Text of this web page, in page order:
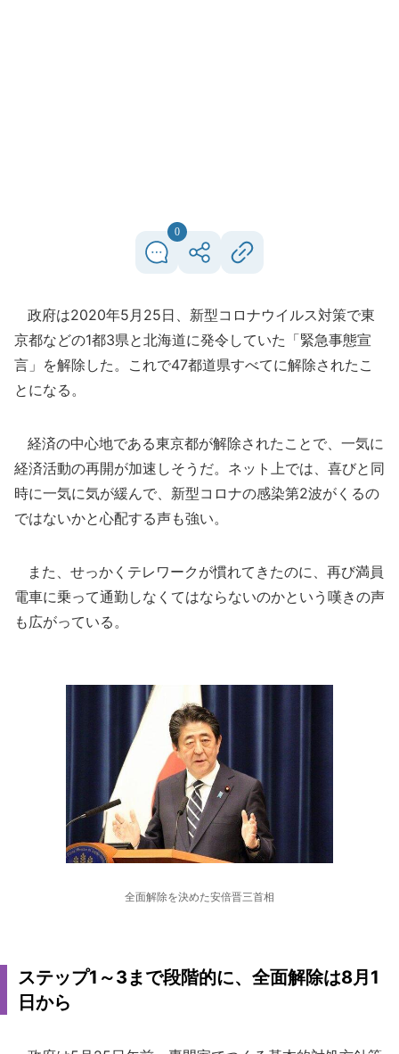
0
政府は2020年5月25日、新型コロナウイルス対策で東
京都などの1都3県と北海道に発令していた「緊急事態宣
言」を解除した。これで47都道県すべてに解除されたこ
とになる。
経済の中心地である東京都が解除されたことで、一気に
経済活動の再開が加速しそうだ。ネット上では、喜びと同
時に一気に気が緩んで、新型コロナの感染第2波がくるの
ではないかと心配する声も強い。
また、せっかくテレワークが慣れてきたのに、再び満員
電車に乗って通勤しなくてはならないのかという嘆きの声
も広がっている。
全面解除を決めた安倍晋三首相
ステップ1～3まで段階的に、全面解除は8月1
日から